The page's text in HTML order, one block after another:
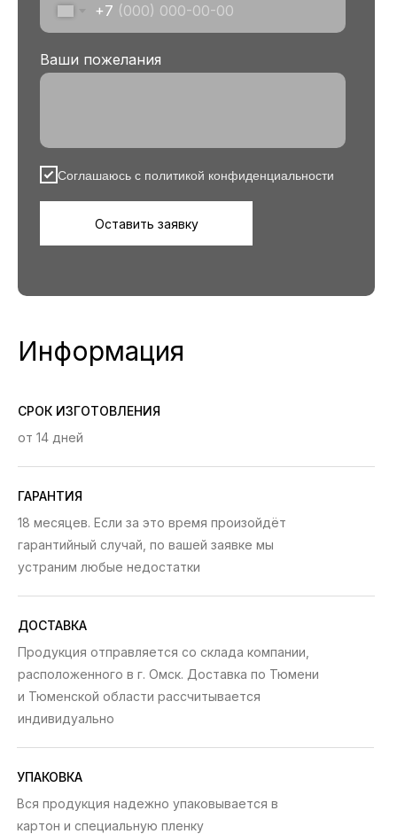
Информация
+7
Ваши пожелания
Соглашаюсь с политикой конфиденциальности
Оставить заявку
СРОК ИЗГОТОВЛЕНИЯ
от 14 дней
18 месяцев. Если за это время произойдёт
гарантийный случай, по вашей заявке мы
устраним любые недостатки
ГАРАНТИЯ
Продукция отправляется со склада компании,
расположенного в г. Омск. Доставка по Тюмени
и Тюменской области рассчитывается
индивидуально
ДОСТАВКА
Вся продукция надежно упаковывается в
картон и специальную пленку
УПАКОВКА